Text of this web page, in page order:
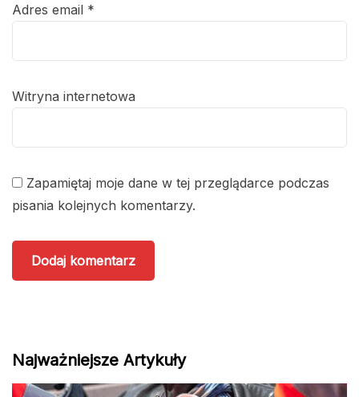
Adres email *
Witryna internetowa
Zapamiętaj moje dane w tej przeglądarce podczas
pisania kolejnych komentarzy.
Najważniejsze Artykuły